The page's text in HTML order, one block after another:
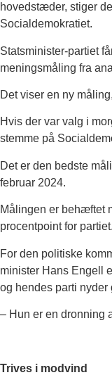
hovedstæder, stiger
Socialdemokratiet.
Statsminister-partiet
meningsmåling fra
Det viser en ny
Hvis der var valg i
stemme på
Det er den bedste
februar 2024.
Målingen er behæftet
procentpoint for partiet.
For den politiske
minister Hans Engell
og hendes parti nyder
– Hun er en dronning
Trives i modvind